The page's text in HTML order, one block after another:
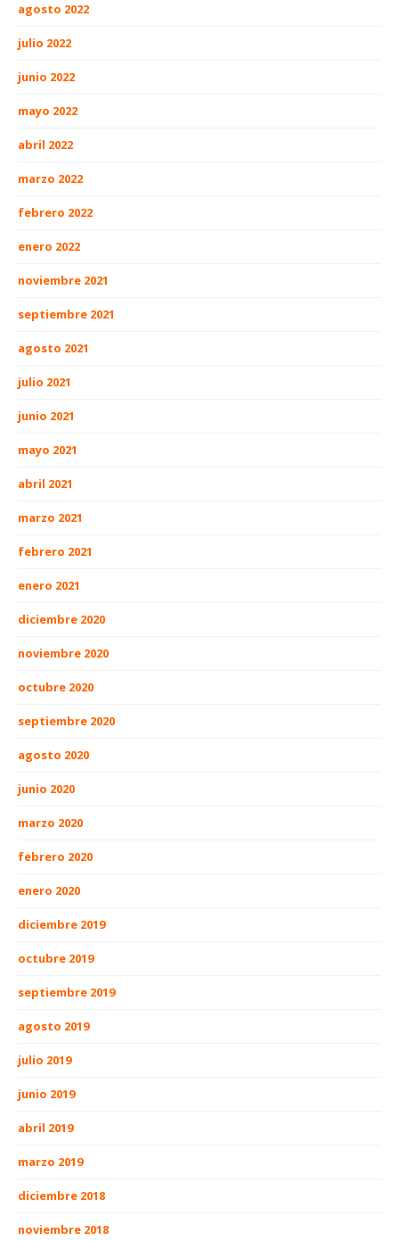
agosto 2022
julio 2022
junio 2022
mayo 2022
abril 2022
marzo 2022
febrero 2022
enero 2022
noviembre 2021
septiembre 2021
agosto 2021
julio 2021
junio 2021
mayo 2021
abril 2021
marzo 2021
febrero 2021
enero 2021
diciembre 2020
noviembre 2020
octubre 2020
septiembre 2020
agosto 2020
junio 2020
marzo 2020
febrero 2020
enero 2020
diciembre 2019
octubre 2019
septiembre 2019
agosto 2019
julio 2019
junio 2019
abril 2019
marzo 2019
diciembre 2018
noviembre 2018